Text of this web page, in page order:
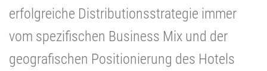
erfolgreiche Distributionsstrategie immer
vom spezifischen Business Mix und der
geografischen Positionierung des Hotels